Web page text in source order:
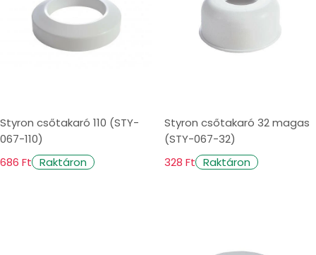
Styron csőtakaró 110 (STY-
067-110)
686 Ft Raktáron
Styron csőtakaró 32 magas
(STY-067-32)
328 Ft Raktáron